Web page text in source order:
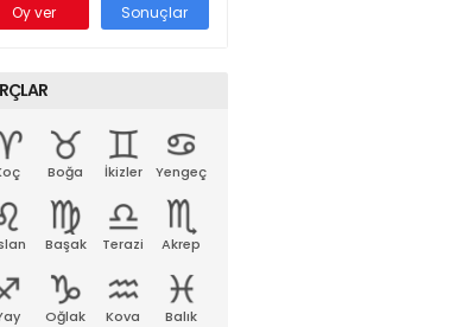
Oy ver Sonuçlar
Boğa İkizler Yengeç
Başak Terazi Akrep
Oğlak Kova Balık